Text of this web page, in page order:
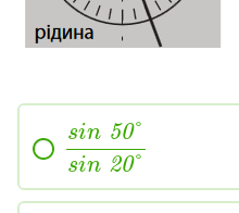
sin 50°
sin 20°